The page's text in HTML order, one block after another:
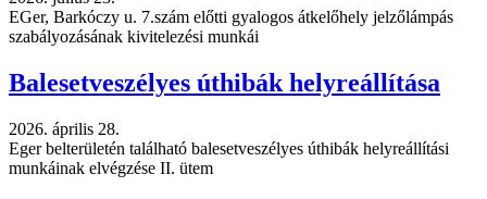
EGer, Barkóczy u. 7.szám előtti gyalogos átkelőhely jelzőlámpás
szabályozásának kivitelezési munkái
Balesetveszélyes úthibák helyreállítása
2026. április 28.
Eger belterületén található balesetveszélyes úthibák helyreállítási
munkáinak elvégzése II. ütem